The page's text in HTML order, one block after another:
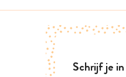
Schrijf je